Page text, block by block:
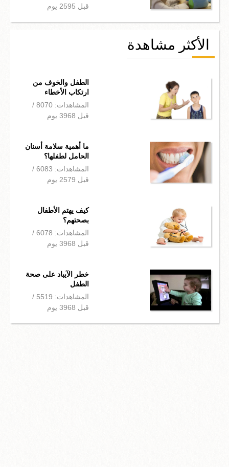
قبل 2595 يوم
الأكثر مشاهدة
الطفل والخوف من
ارتكاب الأخطاء
المشاهدات: 8070 /
قبل 3968 يوم
ما أهمية سلامة أسنان
الحامل لطفلها؟
المشاهدات: 6083 /
قبل 2579 يوم
كيف يهتم الأطفال
بصحتهم؟
المشاهدات: 6078 /
قبل 3968 يوم
خطر الآيباد على صحة
الطفل
المشاهدات: 5519 /
قبل 3968 يوم